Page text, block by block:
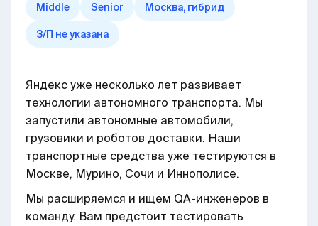
Middle Senior Москва, гибрид
З/П не указана
Яндекс уже несколько лет развивает
технологии автономного транспорта. Мы
запустили автономные автомобили,
грузовики и роботов доставки. Наши
транспортные средства уже тестируются в
Москве, Мурино, Сочи и Иннополисе.
Мы расширяемся и ищем QA-инженеров в
команду. Вам предстоит тестировать